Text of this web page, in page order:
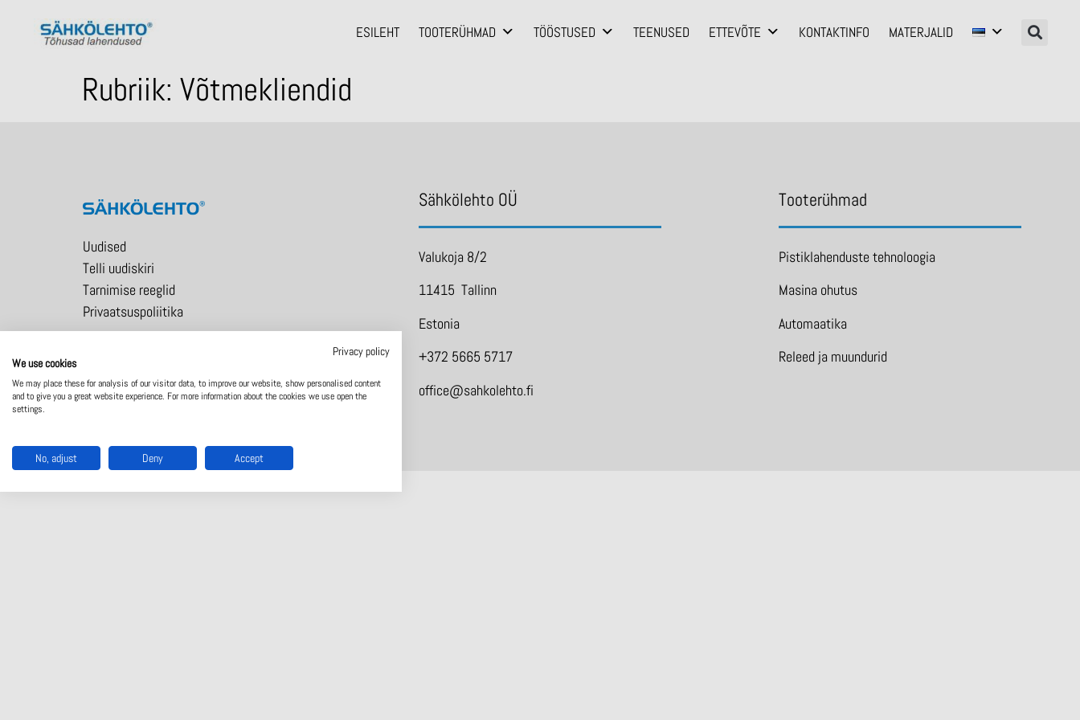
ESILEHT TOOTERÜHMAD TÖÖSTUSED TEENUSED ETTEVÕTE KONTAKTINFO MATERJALID
Rubriik: Võtmekliendid
Uudised
Telli uudiskiri
Tarnimise reeglid
Privaatsuspoliitika
Sähkölehto OÜ
Valukoja 8/2
11415 Tallinn
Estonia
+372 5665 5717
office@sahkolehto.fi
Tooterühmad
Pistiklahenduste tehnoloogia
Masina ohutus
Automaatika
Releed ja muundurid
Privacy policy
We use cookies
We may place these for analysis of our visitor data, to improve our website, show personalised content
and to give you a great website experience. For more information about the cookies we use open the
settings.
No, adjust Deny Accept